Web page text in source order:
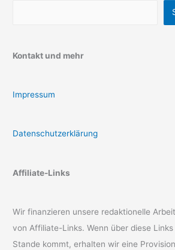
Kontakt und mehr
Impressum
Datenschutzerklärung
Affiliate-Links
Wir finanzieren unsere redaktionelle
von Affiliate-Links. Wenn über diese Links
Stande kommt, erhalten wir eine